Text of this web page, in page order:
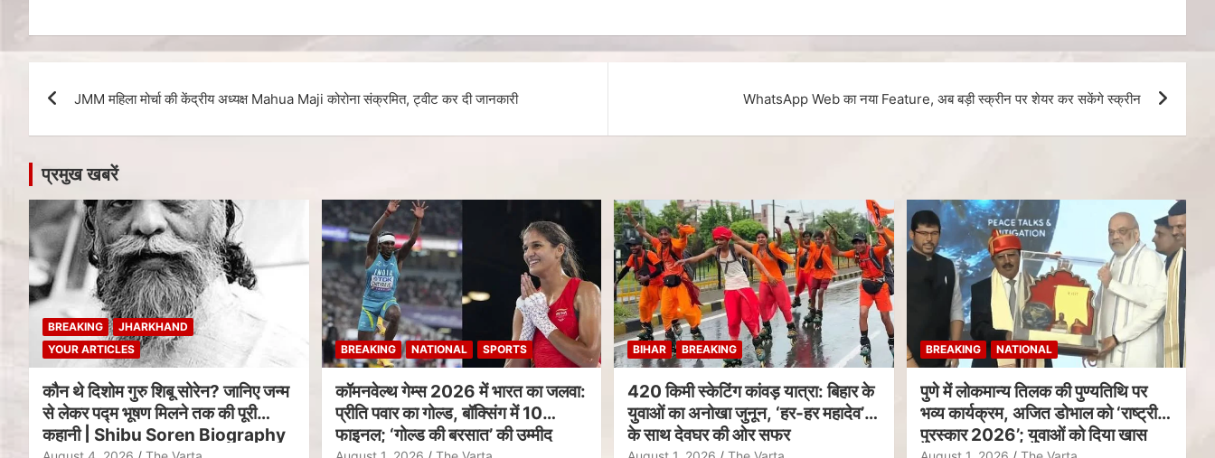
JMM महिला मोर्चा की केंद्रीय अध्यक्ष Mahua Maji कोरोना संक्रमित, ट्वीट कर दी जानकारी WhatsApp Web का नया Feature, अब बड़ी स्क्रीन पर शेयर कर सकेंगे स्क्रीन
प्रमुख खबरें
BREAKING
JHARKHAND
YOUR ARTICLES
कौन थे दिशोम गुरु शिबू सोरेन? जानिए जन्म
से लेकर पद्म भूषण मिलने तक की पूरी
कहानी | Shibu Soren Biography
BREAKING NATIONAL SPORTS
कॉमनवेल्थ गेम्स 2026 में भारत का जलवा:
प्रीति पवार का गोल्ड, बॉक्सिंग में 10
फाइनल; ‘गोल्ड की बरसात’ की उम्मीद
BIHAR BREAKING
420 किमी स्केटिंग कांवड़ यात्रा: बिहार के
युवाओं का अनोखा जुनून, ‘हर-हर महादेव’
के साथ देवघर की ओर सफर
BREAKING NATIONAL
पुणे में लोकमान्य तिलक की पुण्यतिथि पर
भव्य कार्यक्रम, अजित डोभाल को ‘राष्ट्रीय
पुरस्कार 2026’; युवाओं को दिया खास